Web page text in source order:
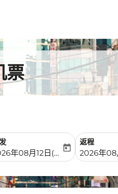
票
booking-departure-date-aria-
年08月12日(周三)
today
返程
fc-
2026年08